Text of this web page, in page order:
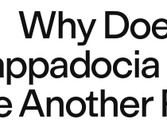
Why
Another